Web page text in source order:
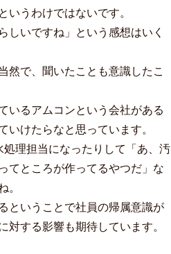
いうわけではないです。
しいですね」という感想はいく
然で、聞いたことも意識したこ
いるアムコンという会社がある
いけたらなと思っています。
理担当になったりして「あ、汚
てところが作ってるやつだ」な
。
ということで社員の帰属意識が
対する影響も期待しています。